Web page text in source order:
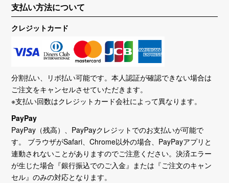
支払い方法について
クレジットカード
分割払い、リボ払い可能です。本人認証が確認できない場合は
ご注文をキャンセルさせていただきます。
※支払い回数はクレジットカード会社によって異なります。
PayPay
PayPay（残高）、PayPayクレジットでのお支払いが可能で
す。 ブラウザがSafari、Chrome以外の場合、PayPayアプリと
連動されないことがありますのでご注意ください。決済エラー
が生じた場合『銀行振込でのご入金』または『ご注文のキャン
セル』のみの対応となります。